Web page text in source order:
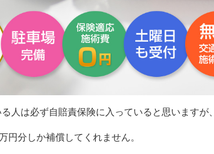
人は必ず自賠責保険に入っていると思いますが、
円分しか補償してくれません。